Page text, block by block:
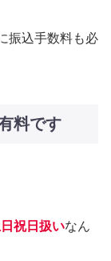
振込手数料も必
料です
祝日扱いなん